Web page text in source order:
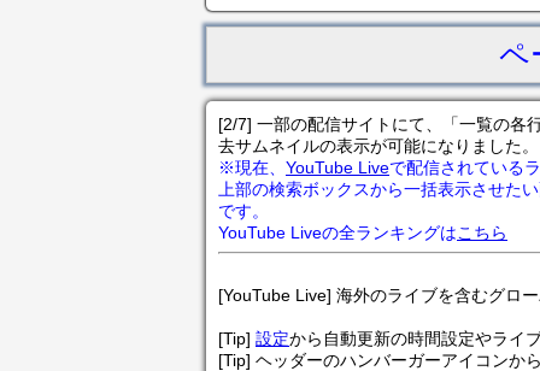
ペ
[2/7] 一部の配信サイトにて、「一覧の各
去サムネイルの表示が可能になりました。
※現在、 YouTube Liveで配信されている
上部の検索ボックスから一括表示させた
です。
YouTube Liveの全ランキングはこちら
[YouTube Live] 海外のライブを含むグロ
[Tip] 設定から自動更新の時間設定やライ
[Tip] ヘッダーのハンバーガーアイコンか